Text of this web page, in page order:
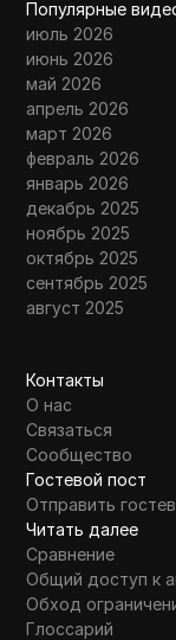
Популярные
июль 2026
июнь 2026
май 2026
апрель 2026
март 2026
февраль 2026
январь 2026
декабрь 2025
ноябрь 2025
октябрь 2025
сентябрь 2025
август 2025
Контакты
О нас
Связаться
Сообщество
Гостевой пост
Отправить
Читать далее
Сравнение
Общий доступ к
Обход
Глоссарий